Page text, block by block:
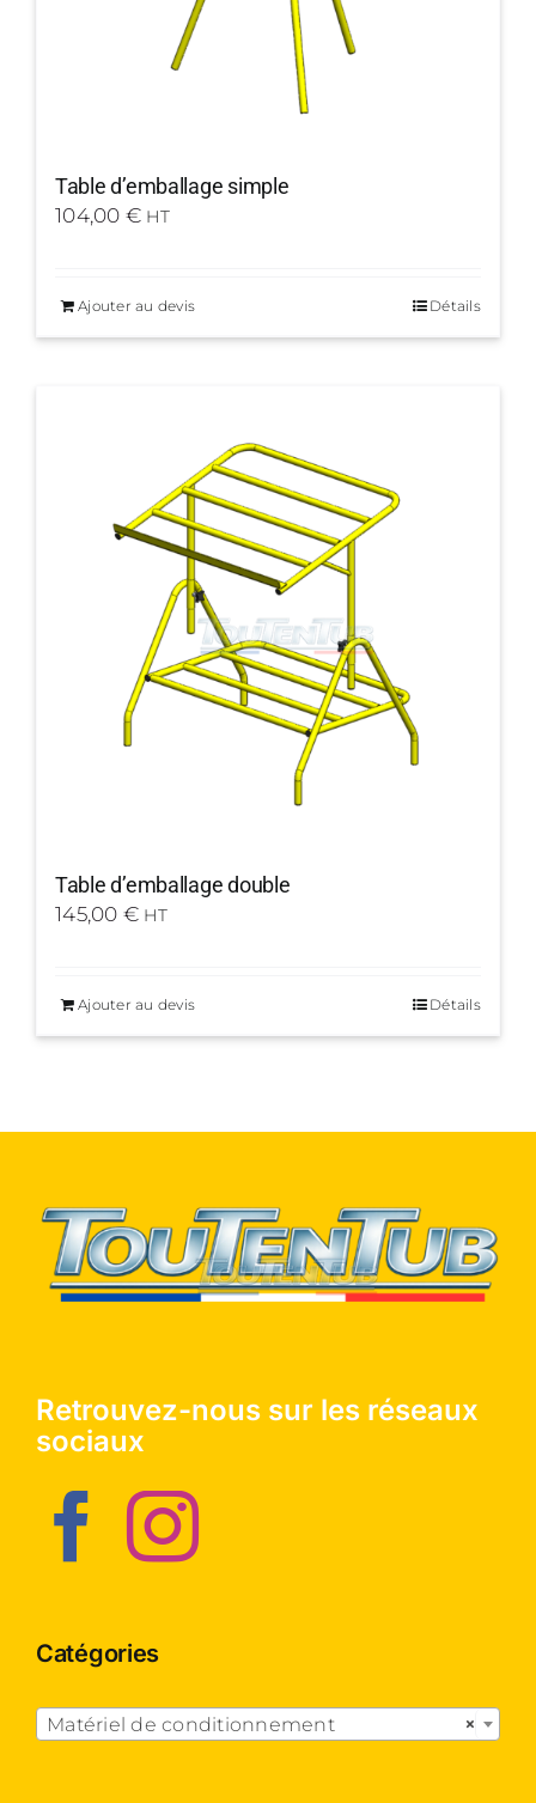
Table d’emballage simple
104,00 € HT
Ajouter au devis Détails
Table d’emballage double
145,00 € HT
Ajouter au devis Détails
Retrouvez-nous sur les réseaux
sociaux
Catégories
×
Matériel de conditionnement